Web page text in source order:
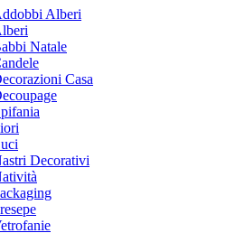
Alberi
Natale
Casa
Decorativi